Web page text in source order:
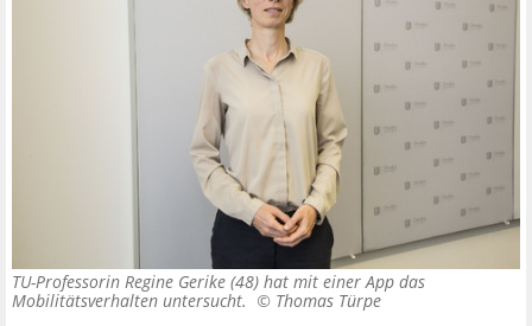
TU-Professorin Regine Gerike (48) hat mit einer App das
Mobilitätsverhalten untersucht. © Thomas Türpe